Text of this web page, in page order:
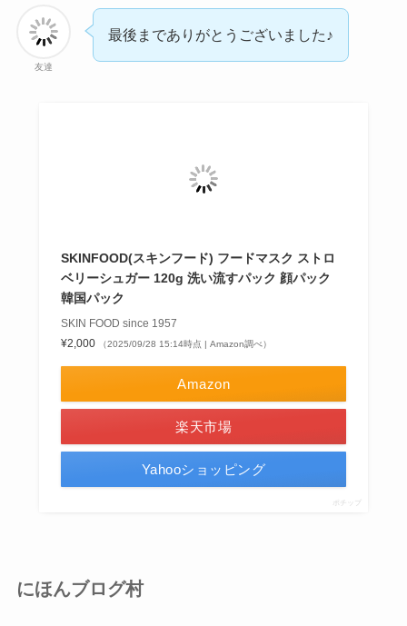
友達
最後までありがとうございました♪
SKINFOOD(スキンフード) フードマスク ストロ
ベリーシュガー 120g 洗い流すパック 顔パック
韓国パック
SKIN FOOD since 1957
¥2,000
（2025/09/28 15:14時点 | Amazon調べ）
Amazon
楽天市場
Yahooショッピング
ポチップ
にほんブログ村